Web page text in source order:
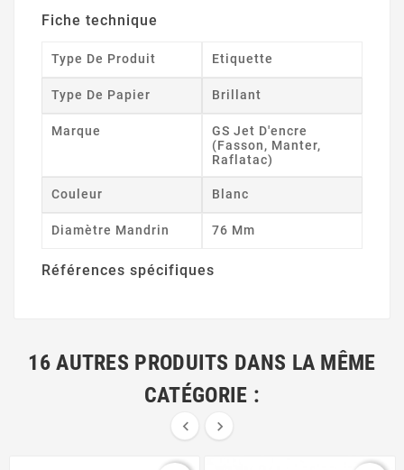
Fiche technique
Type De Produit Etiquette
Type De Papier Brillant
Marque
GS Jet D'encre
(Fasson, Manter,
Raflatac)
Couleur Blanc
Diamètre Mandrin 76 Mm
Références spécifiques
16 AUTRES PRODUITS DANS LA MÊME
CATÉGORIE :
 